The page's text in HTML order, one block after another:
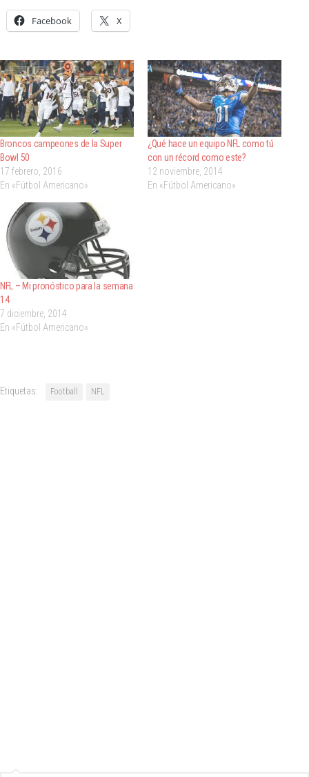
Facebook X
Broncos campeones de la Super
Bowl 50
17 febrero, 2016
En «Fútbol Americano»
¿Qué hace un equipo NFL como tú
con un récord como este?
12 noviembre, 2014
En «Fútbol Americano»
NFL – Mi pronóstico para la semana
14
7 diciembre, 2014
En «Fútbol Americano»
Etiquetas: Football NFL